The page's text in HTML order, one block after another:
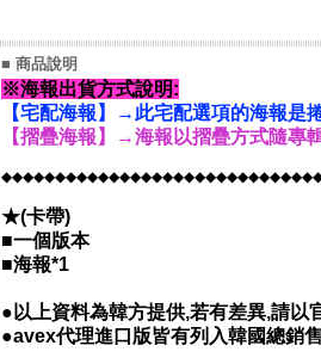
■ 商品說明
※海報出貨方式說明:
【宅配海報】→此宅配選項的海報是
【摺疊海報】→海報以摺疊方式隨專
★(卡帶)
■一個版本
■海報*1
●以上資料為韓方提供,若有差異,請以
●avex代理進口版皆有列入韓國總銷